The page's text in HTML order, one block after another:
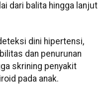
dari balita hingga lanjut
dini hipertensi,
dan penurunan
skrining penyakit
pada anak.